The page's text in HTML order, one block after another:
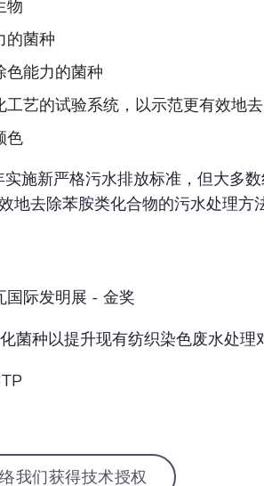
物
的菌种
色能力的菌种
艺的试验系统，以示范更有效地
色
施新严格污水排放标准，但大多
地去除苯胺类化合物的污水处理方
国际发明展 - 金奖
菌种以提升现有纺织染色废水处
我们获得技术授权